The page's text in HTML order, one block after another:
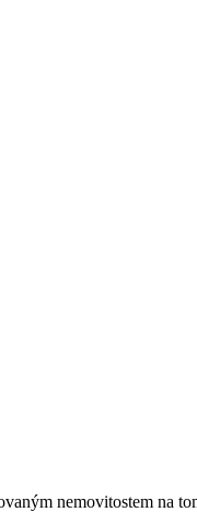
nemovitostem na